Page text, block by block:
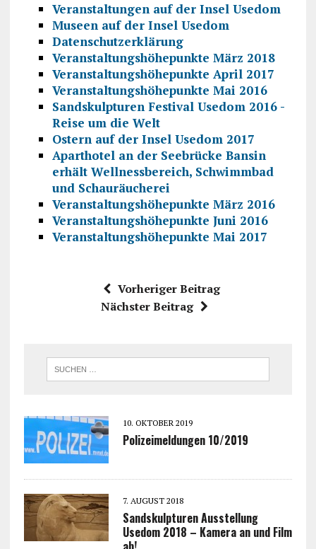
Veranstaltungen auf der Insel Usedom
Museen auf der Insel Usedom
Datenschutzerklärung
Veranstaltungshöhepunkte März 2018
Veranstaltungshöhepunkte April 2017
Veranstaltungshöhepunkte Mai 2016
Sandskulpturen Festival Usedom 2016 -
Reise um die Welt
Ostern auf der Insel Usedom 2017
Aparthotel an der Seebrücke Bansin
erhält Wellnessbereich, Schwimmbad
und Schauräucherei
Veranstaltungshöhepunkte März 2016
Veranstaltungshöhepunkte Juni 2016
Veranstaltungshöhepunkte Mai 2017
Vorheriger Beitrag
Nächster Beitrag
10. OKTOBER 2019
Polizeimeldungen 10/2019
7. AUGUST 2018
Sandskulpturen Ausstellung
Usedom 2018 – Kamera an und Film